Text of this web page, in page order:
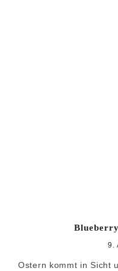
9.
Ostern kommt in Sicht